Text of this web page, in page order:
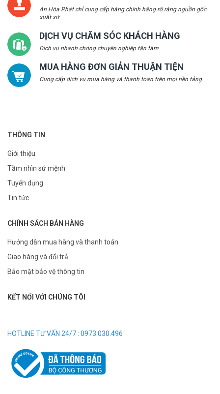
An Hòa Phát chỉ cung cấp hàng chính hãng rõ ràng nguồn gốc
xuất xứ
DỊCH VỤ CHĂM SÓC KHÁCH HÀNG
Dịch vụ nhanh chóng chuyên nghiệp tận tâm
MUA HÀNG ĐƠN GIẢN THUẬN TIỆN
Cung cấp dịch vụ mua hàng và thanh toán trên mọi nền tảng
THÔNG TIN
Giới thiệu
Tầm nhìn sứ mệnh
Tuyển dụng
Tin tức
CHÍNH SÁCH BÁN HÀNG
Hướng dẫn mua hàng và thanh toán
Giao hàng và đổi trả
Bảo mật bảo vệ thông tin
KẾT NỐI VỚI CHÚNG TÔI
HOTLINE TƯ VẤN 24/7 : 0973.030.496